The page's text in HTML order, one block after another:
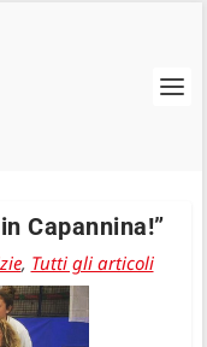
Capannina!”
, Tutti gli articoli